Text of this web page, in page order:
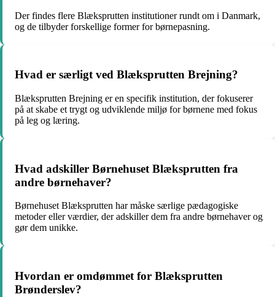
Der findes flere Blæksprutten institutioner rundt om i Danmark,
og de tilbyder forskellige former for børnepasning.
Hvad er særligt ved Blæksprutten Brejning?
Blæksprutten Brejning er en specifik institution, der fokuserer
på at skabe et trygt og udviklende miljø for børnene med fokus
på leg og læring.
Hvad adskiller Børnehuset Blæksprutten fra
andre børnehaver?
Børnehuset Blæksprutten har måske særlige pædagogiske
metoder eller værdier, der adskiller dem fra andre børnehaver og
gør dem unikke.
Hvordan er omdømmet for Blæksprutten
Brønderslev?